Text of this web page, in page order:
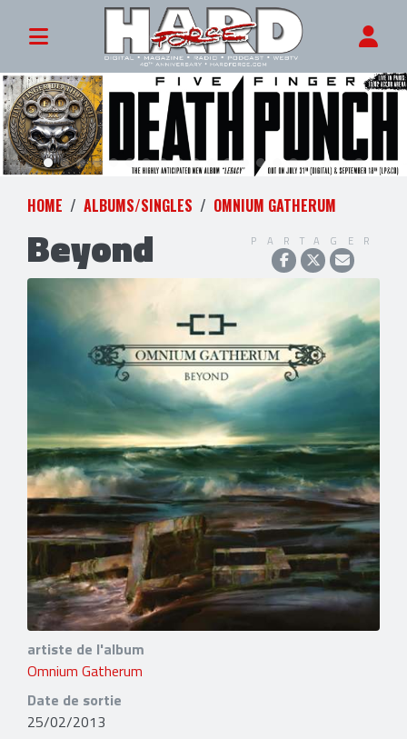
HOME ALBUMS/SINGLES OMNIUM GATHERUM
Beyond PARTAGER
artiste de l'album
Omnium Gatherum
Date de sortie
25/02/2013